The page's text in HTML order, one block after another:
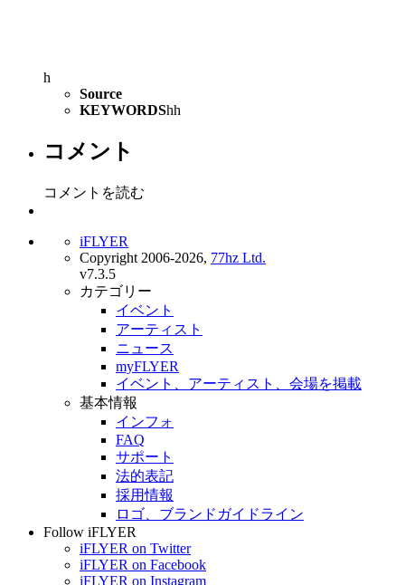
h
Source
KEYWORDShh
コメント
コメントを読む
iFLYER
Copyright 2006-2026, 77hz Ltd.
v7.3.5
カテゴリー
イベント
アーティスト
ニュース
myFLYER
イベント、アーティスト、会場を掲載
基本情報
インフォ
FAQ
サポート
法的表記
採用情報
ロゴ、ブランドガイドライン
Follow iFLYER
iFLYER on Twitter
iFLYER on Facebook
iFLYER on Instagram